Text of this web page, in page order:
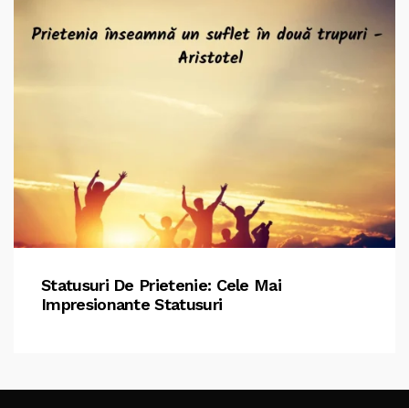
Statusuri De Prietenie: Cele Mai
Impresionante Statusuri